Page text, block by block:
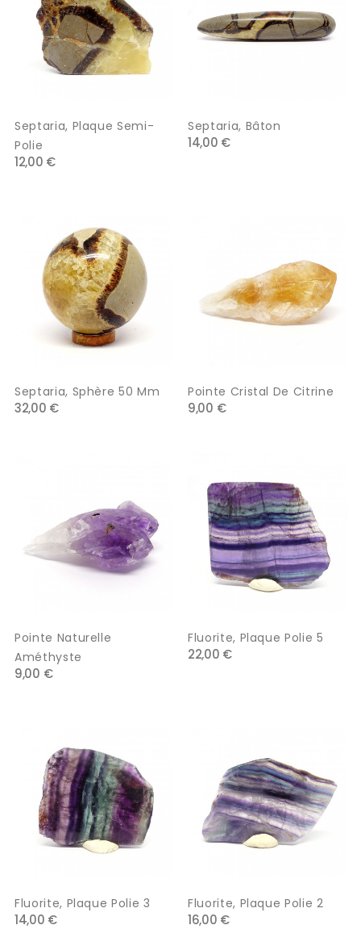
Septaria, Plaque Semi-
Polie
12,00 €
Septaria, Bâton
14,00 €
Septaria, Sphère 50 Mm
32,00 €
Pointe Cristal De Citrine
9,00 €
Pointe Naturelle
Améthyste
9,00 €
Fluorite, Plaque Polie 5
22,00 €
Fluorite, Plaque Polie 3
14,00 €
Fluorite, Plaque Polie 2
16,00 €